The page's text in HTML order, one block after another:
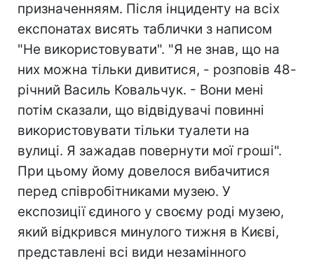
призначенняям. Після інциденту на всіх
експонатах висять таблички з написом
"Не використовувати". "Я не знав, що на
них можна тільки дивитися, - розповів 48-
річний Василь Ковальчук. - Вони мені
потім сказали, що відвідувачі повинні
використовувати тільки туалети на
вулиці. Я зажадав повернути мої гроші".
При цьому йому довелося вибачитися
перед співробітниками музею. У
експозиції єдиного у своєму роді музею,
який відкрився минулого тижня в Києві,
представлені всі види незамінного